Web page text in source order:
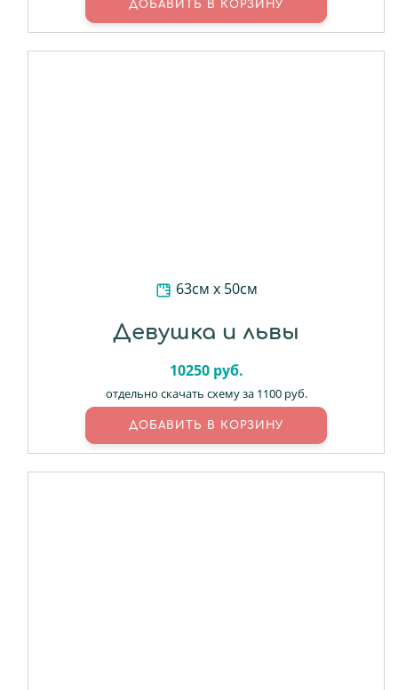
63см х 50см
Девушка и львы
10250 руб.
отдельно скачать схему за 1100 руб.